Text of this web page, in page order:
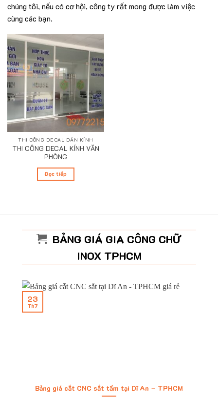
chúng tôi, nếu có cơ hội, công ty rất mong được làm việc
cùng các bạn.
THI CÔNG DECAL DÁN KÍNH
THI CÔNG DECAL KÍNH VĂN
PHÒNG
Đọc tiếp
BẢNG GIÁ GIA CÔNG CHỮ
INOX TPHCM
Bảng giá cắt CNC sắt tấm tại Dĩ An – TPHCM
23
Th7